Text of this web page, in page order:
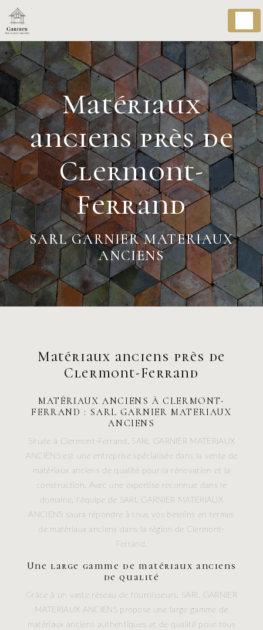
Matériaux
anciens près de
Clermont-
Ferrand
SARL GARNIER MATERIAUX
ANCIENS
Matériaux anciens près de
Clermont-Ferrand
MATÉRIAUX ANCIENS À CLERMONT-
FERRAND : SARL GARNIER MATERIAUX
ANCIENS
Située à Clermont-Ferrand, SARL GARNIER MATERIAUX
ANCIENS est une entreprise spécialisée dans la vente de
matériaux anciens de qualité pour la rénovation et la
construction. Avec une expertise reconnue dans le
domaine, l'équipe de SARL GARNIER MATERIAUX
ANCIENS saura répondre à tous vos besoins en termes
de matériaux anciens dans la région de Clermont-
Ferrand.
Une large gamme de matériaux anciens
de qualité
Grâce à un vaste réseau de fournisseurs, SARL GARNIER
MATERIAUX ANCIENS propose une large gamme de
matériaux anciens authentiques et de qualité pour tous
Panneau de gestion des cookies